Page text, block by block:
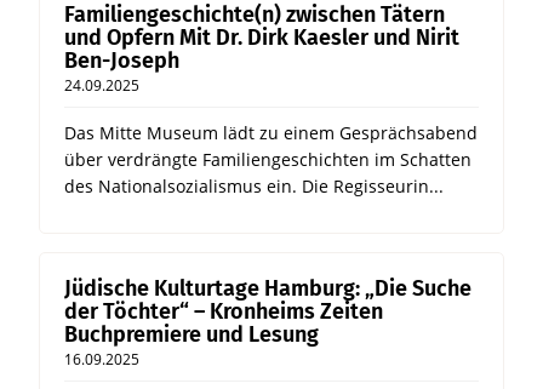
Familiengeschichte(n) zwischen Tätern
und Opfern Mit Dr. Dirk Kaesler und Nirit
Ben-Joseph
24.09.2025
Das Mitte Museum lädt zu einem Gesprächsabend
über verdrängte Familiengeschichten im Schatten
des Nationalsozialismus ein. Die Regisseurin...
Jüdische Kulturtage Hamburg: „Die Suche
der Töchter“ – Kronheims Zeiten
Buchpremiere und Lesung
16.09.2025